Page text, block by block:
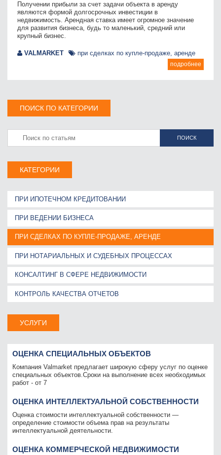
Получении прибыли за счет задачи объекта в аренду
являются формой долгосрочных инвестиции в
недвижимость. Арендная ставка имеет огромное значение
для развития бизнеса, будь то маленький, средний или
крупный бизнес.
VALMARKET при сделках по купле-продаже, аренде
подробнее
ПОИСК ПО КАТЕГОРИИ
ПОИСК
КАТЕГОРИИ
ПРИ ИПОТЕЧНОМ КРЕДИТОВАНИИ
ПРИ ВЕДЕНИИ БИЗНЕСА
ПРИ СДЕЛКАХ ПО КУПЛЕ-ПРОДАЖЕ, АРЕНДЕ
ПРИ НОТАРИАЛЬНЫХ И СУДЕБНЫХ ПРОЦЕССАХ
КОНСАЛТИНГ В СФЕРЕ НЕДВИЖИМОСТИ
КОНТРОЛЬ КАЧЕСТВА ОТЧЕТОВ
УСЛУГИ
ОЦЕНКА СПЕЦИАЛЬНЫХ ОБЪЕКТОВ
Компания Valmarket предлагает широкую сферу услуг по оценке
специальных объектов.Сроки на выполнение всех необходимых
работ - от 7
ОЦЕНКА ИНТЕЛЛЕКТУАЛЬНОЙ СОБСТВЕННОСТИ
Оценка стоимости интеллектуальной собственности —
определение стоимости объема прав на результаты
интеллектуальной деятельности.
ОЦЕНКА КОММЕРЧЕСКОЙ НЕДВИЖИМОСТИ